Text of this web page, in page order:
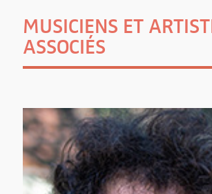
MUSICIENS ET
ASSOCIÉS